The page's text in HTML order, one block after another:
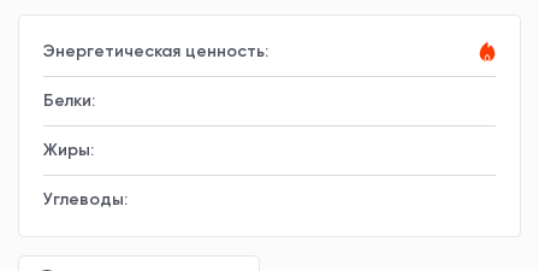
Энергетическая ценность:
Белки:
Жиры:
Углеводы: